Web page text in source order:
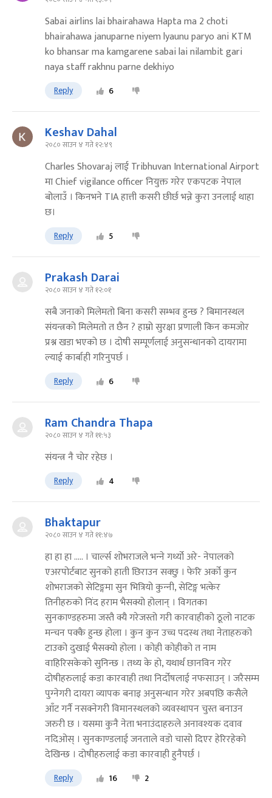
Sabai airlins lai bhairahawa Hapta ma 2 choti
bhairahawa januparne niyem lyaunu paryo ani KTM
ko bhansar ma kamgarene sabai lai nilambit gari
naya staff rakhnu parne dekhiyo
Reply 6
Keshav Dahal
२०८० साउन ४ गते १२:४९
Charles Shovaraj लाई Tribhuvan International Airport
मा Chief vigilance officer नियुक्त गरेर एकपटक नेपाल
बोलाउँ । किनभने TIA हात्ती कसरी छीर्छ भन्ने कुरा उनलाई थाहा
छ।
Reply 5
Prakash Darai
२०८० साउन ४ गते १२:०१
सबै जनाको मिलेमतो बिना कसरी सम्भव हुन्छ ? बिमानस्थल
संयन्त्रको मिलेमतो त छैन ? हाम्रो सुरक्षा प्रणाली किन कमजोर
प्रश्न खडा भएको छ । दोषी सम्पूर्णलाई अनुसन्धानको दायरामा
ल्याई कार्बाही गरिनुपर्छ ।
Reply 6
Ram Chandra Thapa
२०८० साउन ४ गते ११:५३
संयन्त्र नै चाेर रहेछ ।
Reply 4
Bhaktapur
२०८० साउन ४ गते ११:४७
हा हा हा ..... । चार्ल्स शोभराजले भन्‍ने गर्थ्यो अरे- नेपालको
एअरपोर्टबाट सुनको हाती छिराउन सक्छु । फेरि अर्को कुन
शोभराजको सेटिङ्गमा सुन भित्रियो कुन्‍नी, सेटिङ्ग भत्केर
तिनीहरुको निंद हराम भैसक्यो होलान् । विगतका
सुनकाण्डहरुमा जस्तै क्यै गरेजस्तो गरी कारवाहीको ठूलो नाटक
मन्‍चन पक्कै हुन्छ होला । कुन कुन उच्च पदस्थ तथा नेताहरुको
टाउको दुखाई भैसक्यो होला । कोही कोहीको त नाम
वाहिरिसकेको सुनिन्छ । तथ्य के हो, यथार्थ छानविन गरेर
दोषीहरुलाई कडा कारवाही तथा निर्दोषलाई नफसाउन् । जरैसम्म
पुग्‍नेगरी दायरा व्यापक बनाइ अनुसन्धान गरेर अबपछि कसैले
आँट गर्नै नसक्नेगरी विमानस्थलको व्यवस्थापन चुस्त बनाउन
जरुरी छ । यसमा कुनै नेता भनाउंदाहरुले अनावश्यक दवाव
नदिओस् । सुनकाण्डलाई जनताले वडो चासो दिएर हेरिरहेको
देखिन्छ । दोषीहरुलाई कडा कारवाही हुनैपर्छ ।
Reply 16 2